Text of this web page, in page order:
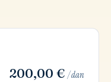
200,00 €/ dan